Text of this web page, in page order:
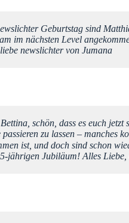
Geburtstag sind
im nächsten Level
newslichter von Jumana
schön, dass es euch
passieren zu lassen – manches
ist, und doch sind schon
jährigen Jubiläum! Alles